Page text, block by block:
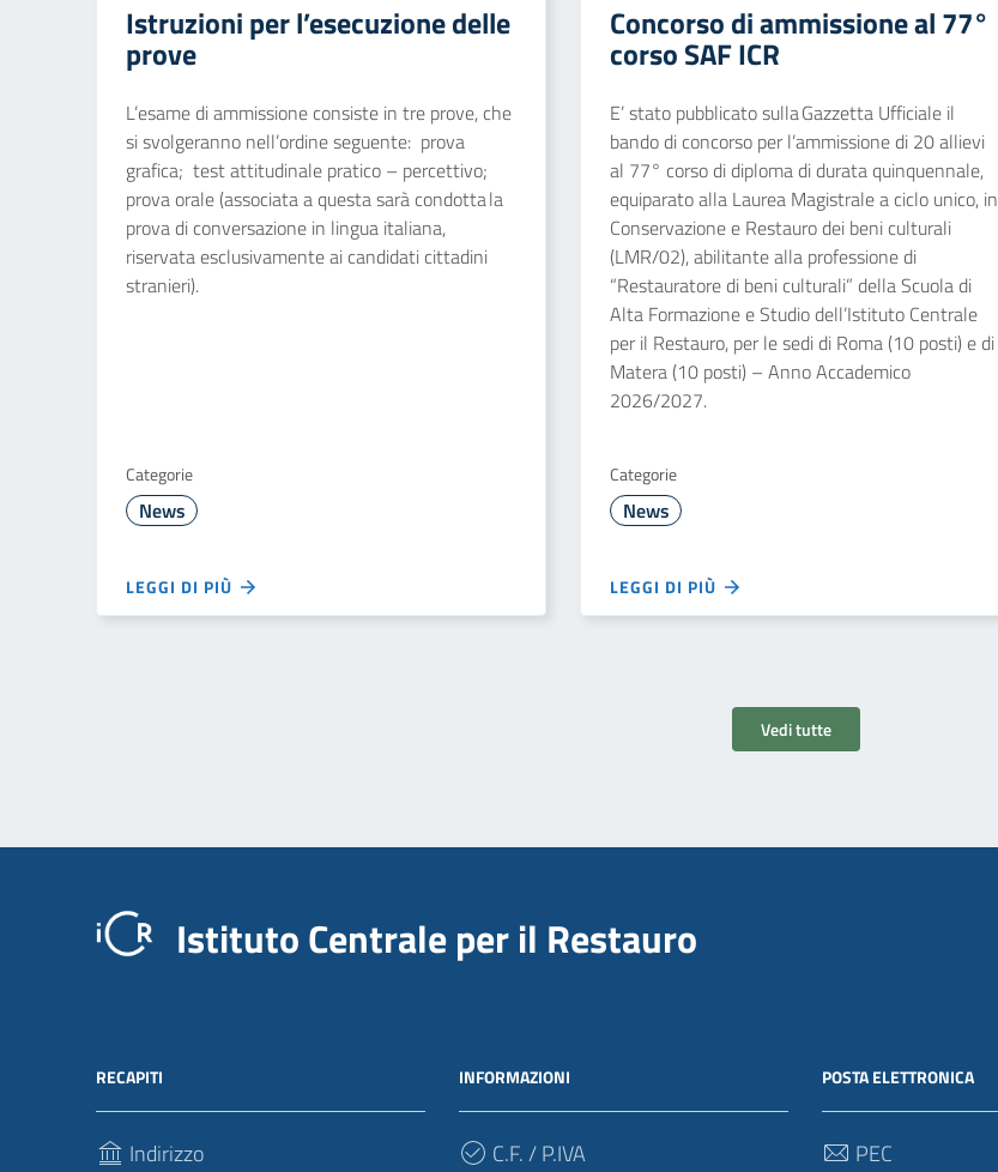
Istruzioni per l’esecuzione delle
prove
L’esame di ammissione consiste in tre prove, che
si svolgeranno nell’ordine seguente: prova
grafica; test attitudinale pratico – percettivo;
prova orale (associata a questa sarà condotta la
prova di conversazione in lingua italiana,
riservata esclusivamente ai candidati cittadini
stranieri).
Categorie
News
LEGGI DI PIÙ
Concorso di ammissione al 77°
corso SAF ICR
E’ stato pubblicato sulla Gazzetta Ufficiale il
bando di concorso per l’ammissione di 20 allievi
al 77° corso di diploma di durata quinquennale,
equiparato alla Laurea Magistrale a ciclo unico, in
Conservazione e Restauro dei beni culturali
(LMR/02), abilitante alla professione di
“Restauratore di beni culturali” della Scuola di
Alta Formazione e Studio dell’Istituto Centrale
per il Restauro, per le sedi di Roma (10 posti) e di
Matera (10 posti) – Anno Accademico
2026/2027.
Categorie
News
LEGGI DI PIÙ
Vedi tutte
Istituto Centrale per il Restauro
RECAPITI
Indirizzo
INFORMAZIONI
C.F. / P.IVA
POSTA ELETTRONICA
PEC